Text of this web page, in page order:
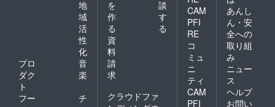
地
域
活
性
化
プロ
ダク
ト
音
楽
フー
チ
を
作
る
談
す
る
資
料
請
求
クラウドファ
CAM
PFI
RE
コ
ミュ
ニ
ティ
CAM
PFI
あんし
ん・安
全への
取り組
み
ニュー
ス
ヘルプ
お問い